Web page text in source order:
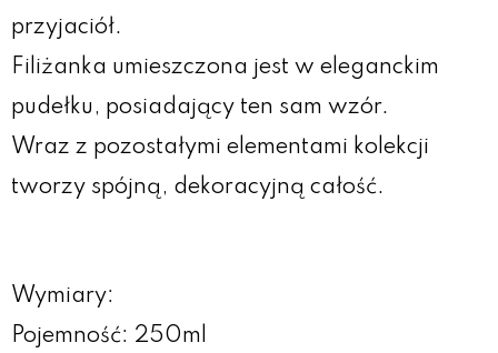
przyjaciół.
Filiżanka umieszczona jest w eleganckim
pudełku, posiadający ten sam wzór.
Wraz z pozostałymi elementami kolekcji
tworzy spójną, dekoracyjną całość.
Wymiary:
Pojemność: 250ml